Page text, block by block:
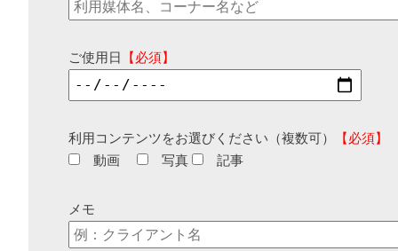
ご使用日 【必須】
利用コンテンツをお選びください（複数可）
【必須】
動画
写真 記事
メモ